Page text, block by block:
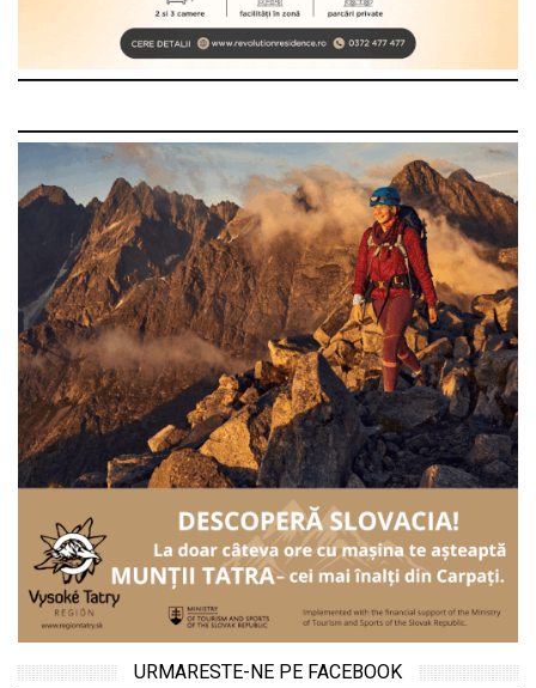
URMARESTE-NE PE FACEBOOK